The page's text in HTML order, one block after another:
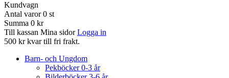
Kundvagn
Antal varor 0 st
Summa 0 kr
Till kassan Mina sidor Logga in
500 kr kvar till fri frakt.
Barn- och Ungdom
Pekböcker 0-3 år